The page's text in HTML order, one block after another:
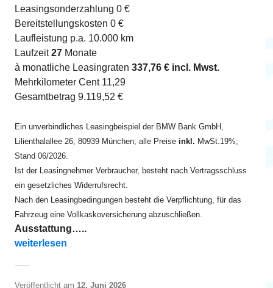
Leasingsonderzahlung 0 €
Bereitstellungskosten 0 €
Laufleistung p.a. 10.000 km
Laufzeit27 Monate
à monatliche Leasingraten 337,76 € incl. Mwst.
Mehrkilometer Cent 11,29
Gesamtbetrag 9.119,52 €
Ein unverbindliches Leasingbeispiel der BMW Bank GmbH,
Lilienthalallee 26, 80939 München; alle Preise inkl. MwSt.19%;
Stand 06/2026.
Ist der Leasingnehmer Verbraucher, besteht nach Vertragsschluss
ein gesetzliches Widerrufsrecht.
Nach den Leasingbedingungen besteht die Verpflichtung, für das
Fahrzeug eine Vollkaskoversicherung abzuschließen.
Ausstattung…..
„320d xDrive Touring ab EUR 340“
weiterlesen
Veröffentlicht am 12. Juni 2026